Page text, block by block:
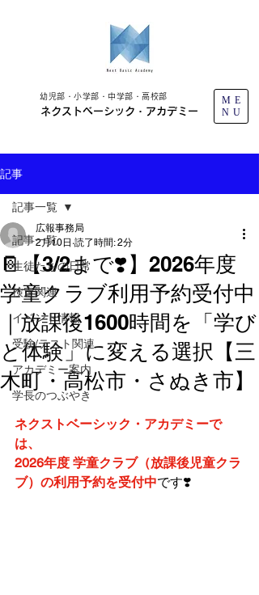
幼児部・小学部・中学部・高校部
ネクストベーシック・アカデミー
ME
NU
記事
記事一覧
生徒たちの日常
検定関連
イベント情報
受験/テスト関連
アカデミー案内
学長のつぶやき
記事一覧
📔【3/2まで❣️】2026年度
学童クラブ利用予約受付中
｜放課後1600時間を「学び
と体験」に変える選択【三
木町・高松市・さぬき市】
広報事務局
2月10日 読了時間: 2分
ネクストベーシック・アカデミーで
は、
2026年度 学童クラブ（放課後児童クラ
ブ）の利用予約を受付中です❣️